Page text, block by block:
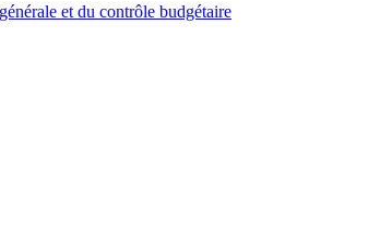
et du contrôle budgétaire